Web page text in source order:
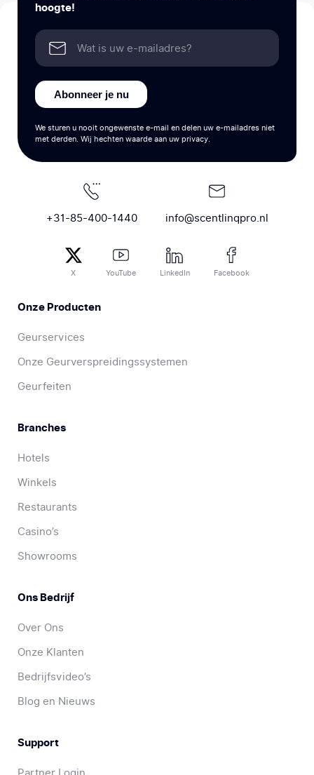
hoogte!
Abonneer je nu
We sturen u nooit ongewenste e-mail en delen uw e-mailadres niet
met derden. Wij hechten waarde aan uw privacy.
+31-85-400-1440 info@scentlinqpro.nl
X YouTube LinkedIn Facebook
Onze Producten
Geurservices
Onze Geurverspreidingssystemen
Geurfeiten
Branches
Hotels
Winkels
Restaurants
Casino’s
Showrooms
Ons Bedrijf
Over Ons
Onze Klanten
Bedrijfsvideo’s
Blog en Nieuws
Support